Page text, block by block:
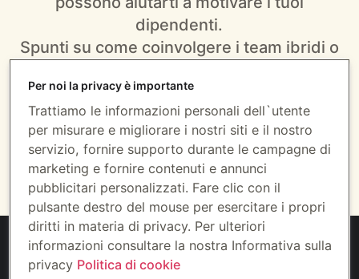
dipendenti.
Spunti su come coinvolgere i team ibridi o
Insight su come misurare e valutare
l'impatto delle iniziative messe in campo.
Scarica la guida
Per noi la privacy è importante
Trattiamo le informazioni personali dell`utente
per misurare e migliorare i nostri siti e il nostro
servizio, fornire supporto durante le campagne di
marketing e fornire contenuti e annunci
pubblicitari personalizzati. Fare clic con il
pulsante destro del mouse per esercitare i propri
diritti in materia di privacy. Per ulteriori
informazioni consultare la nostra Informativa sulla
privacy Politica di cookie